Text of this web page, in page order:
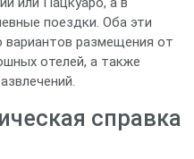
поездки. Оба эти
размещения от
отелей, а также
справка